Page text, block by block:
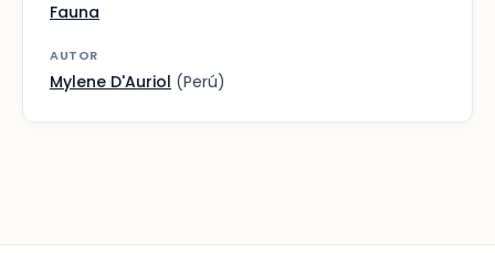
Fauna
AUTOR
Mylene D'Auriol (Perú)